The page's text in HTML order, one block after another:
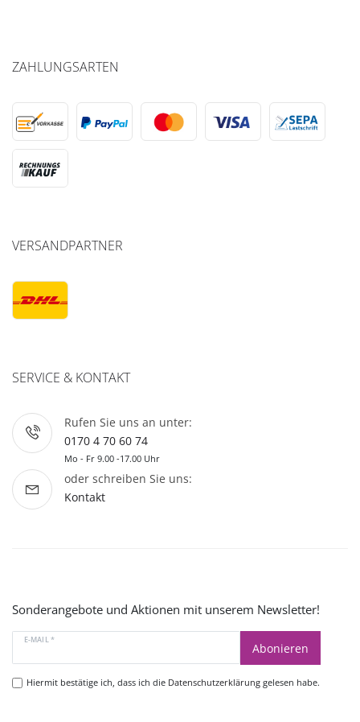
ZAHLUNGSARTEN
VERSANDPARTNER
SERVICE & KONTAKT
Rufen Sie uns an unter:
0170 4 70 60 74
Mo - Fr 9.00 -17.00 Uhr
oder schreiben Sie uns:
Kontakt
Sonderangebote und Aktionen mit unserem Newsletter!
E-MAIL *
Abonieren
Hiermit bestätige ich, dass ich die Datenschutzerklärunggelesen habe.